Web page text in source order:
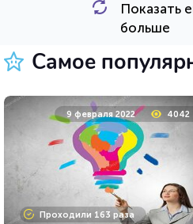
HTML -
11 мая 2020
Проходили 9897 раз
Показать
больше
Самое
9 февраля 2022 4042
Проходили 163 раза